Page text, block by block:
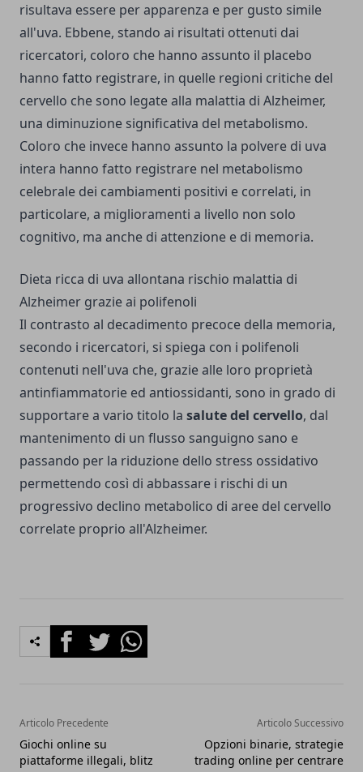
risultava essere per apparenza e per gusto simile
all'uva. Ebbene, stando ai risultati ottenuti dai
ricercatori, coloro che hanno assunto il placebo
hanno fatto registrare, in quelle regioni critiche del
cervello che sono legate alla malattia di Alzheimer,
una diminuzione significativa del metabolismo.
Coloro che invece hanno assunto la polvere di uva
intera hanno fatto registrare nel metabolismo
celebrale dei cambiamenti positivi e correlati, in
particolare, a miglioramenti a livello non solo
cognitivo, ma anche di attenzione e di memoria.
Dieta ricca di uva allontana rischio malattia di
Alzheimer grazie ai polifenoli
Il contrasto al decadimento precoce della memoria,
secondo i ricercatori, si spiega con i polifenoli
contenuti nell'uva che, grazie alle loro proprietà
antinfiammatorie ed antiossidanti, sono in grado di
supportare a vario titolo la salute del cervello, dal
mantenimento di un flusso sanguigno sano e
passando per la riduzione dello stress ossidativo
permettendo così di abbassare i rischi di un
progressivo declino metabolico di aree del cervello
correlate proprio all'Alzheimer.
FacebookTwitterWhatsapp
Articolo Precedente
Giochi online su
piattaforme illegali, blitz
Articolo Successivo
Opzioni binarie, strategie
trading online per centrare